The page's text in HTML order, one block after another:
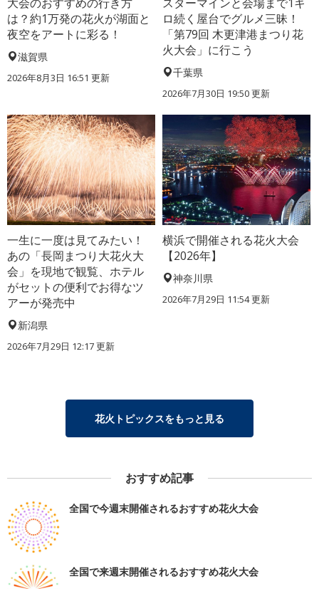
は？約1万発の花火が湖面と
夜空をアートに彩る！
滋賀県
2026年8月3日 16:51 更新
ロ続く屋台でグルメ三昧！
「第79回 木更津港まつり花
火大会」に行こう
千葉県
2026年7月30日 19:50 更新
一生に一度は見てみたい！
あの「長岡まつり大花火大
会」を現地で観覧、ホテル
がセットの便利でお得なツ
アーが発売中
新潟県
2026年7月29日 12:17 更新
横浜で開催される花火大会
【2026年】
神奈川県
2026年7月29日 11:54 更新
花火トピックスをもっと見る
おすすめ記事
全国で今週末開催されるおすすめ花火大会
全国で来週末開催されるおすすめ花火大会